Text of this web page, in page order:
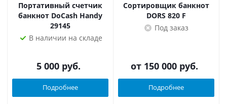
Портативный счетчик
банкнот DoCash Handy
29145
В наличии на складе
5 000 руб.
Подробнее
Сортировщик банкнот
DORS 820 F
Под заказ
от 150 000 руб.
Подробнее